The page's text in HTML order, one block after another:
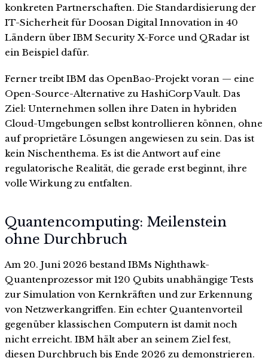
konkreten Partnerschaften. Die Standardisierung der
IT-Sicherheit für Doosan Digital Innovation in 40
Ländern über IBM Security X-Force und QRadar ist
ein Beispiel dafür.
Ferner treibt IBM das OpenBao-Projekt voran — eine
Open-Source-Alternative zu HashiCorp Vault. Das
Ziel: Unternehmen sollen ihre Daten in hybriden
Cloud-Umgebungen selbst kontrollieren können, ohne
auf proprietäre Lösungen angewiesen zu sein. Das ist
kein Nischenthema. Es ist die Antwort auf eine
regulatorische Realität, die gerade erst beginnt, ihre
volle Wirkung zu entfalten.
Quantencomputing: Meilenstein
ohne Durchbruch
Am 20. Juni 2026 bestand IBMs Nighthawk-
Quantenprozessor mit 120 Qubits unabhängige Tests
zur Simulation von Kernkräften und zur Erkennung
von Netzwerkangriffen. Ein echter Quantenvorteil
gegenüber klassischen Computern ist damit noch
nicht erreicht. IBM hält aber an seinem Ziel fest,
diesen Durchbruch bis Ende 2026 zu demonstrieren.